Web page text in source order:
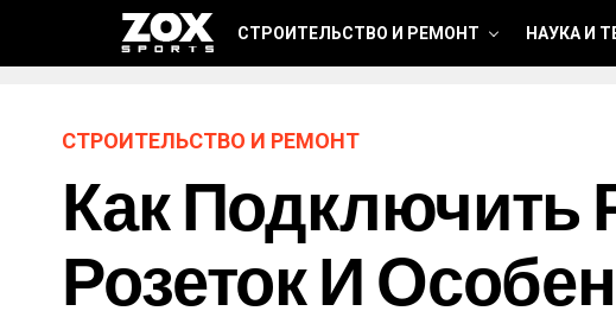
СТРОИТЕЛЬСТВО И РЕМОНТ НАУКА И
СТРОИТЕЛЬСТВО И РЕМОНТ
Как Подключить
Розеток И